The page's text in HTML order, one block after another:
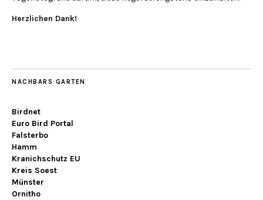
Herzlichen Dank!
NACHBARS GARTEN
Birdnet
Euro Bird Portal
Falsterbo
Hamm
Kranichschutz EU
Kreis Soest
Münster
Ornitho